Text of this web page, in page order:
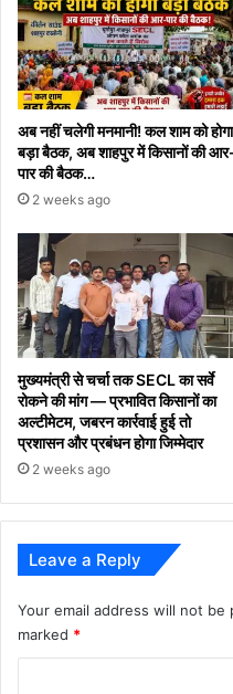
अब नहीं चलेगी मनमानी! कल शाम को होगा
बड़ा बैठक, अब शाहपुर में किसानों की
पार की बैठक…
2 weeks ago
मुख्यमंत्री से चर्चा तक SECL का सर्वे
रोकने की मांग — प्रभावित किसानों का
अल्टीमेटम, जबरन कार्रवाई हुई तो
प्रशासन और प्रबंधन होगा जिम्मेदार
2 weeks ago
Leave a Reply
Your email address will not be
marked *